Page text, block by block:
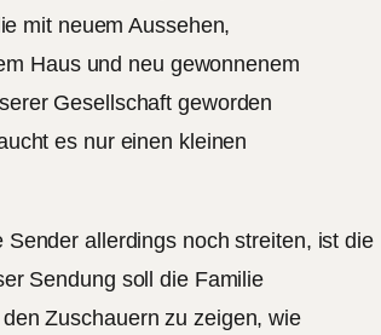
mit neuem Aussehen,
Haus und neu gewonnenem
Gesellschaft geworden
es nur einen kleinen
allerdings noch streiten, ist die
Sendung soll die Familie
Zuschauern zu zeigen, wie